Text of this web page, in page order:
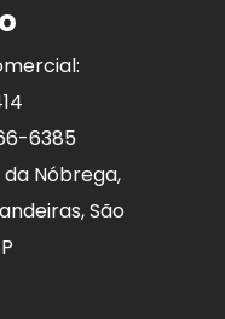
6385
Nóbrega,
São